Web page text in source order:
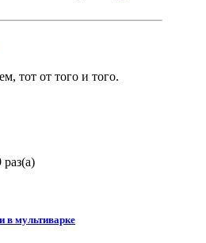
тот от того и того.
в мультиварке